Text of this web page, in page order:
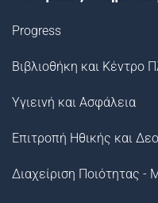
Progress
Βιβλιοθήκη και Κέντρο
Υγιεινή και Ασφάλεια
Επιτροπή Ηθικής και
Διαχείριση Ποιότητας -